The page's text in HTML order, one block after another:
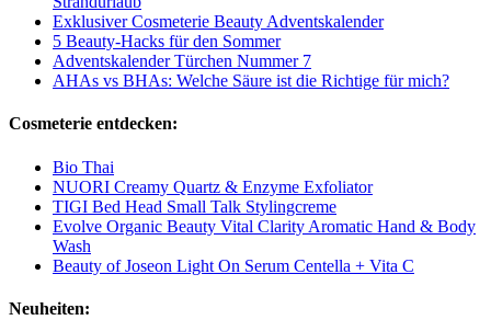
Exklusiver Cosmeterie Beauty Adventskalender
5 Beauty-Hacks für den Sommer
Adventskalender Türchen Nummer 7
AHAs vs BHAs: Welche Säure ist die Richtige für mich?
Cosmeterie entdecken:
Bio Thai
NUORI Creamy Quartz & Enzyme Exfoliator
TIGI Bed Head Small Talk Stylingcreme
Evolve Organic Beauty Vital Clarity Aromatic Hand & Body
Wash
Beauty of Joseon Light On Serum Centella + Vita C
Neuheiten: